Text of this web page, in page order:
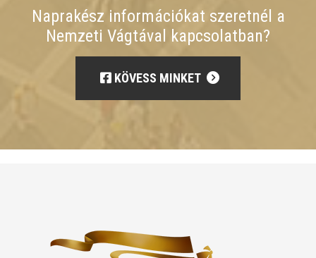
Naprakész információkat szeretnél a
Nemzeti Vágtával kapcsolatban?
KÖVESS MINKET